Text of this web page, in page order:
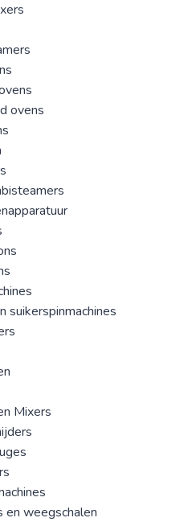
ovens
suikerspinmachines
Mixers
en weegschalen